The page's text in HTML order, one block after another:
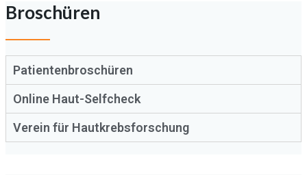
Broschüren
Patientenbroschüren
Online Haut-Selfcheck
Verein für Hautkrebsforschung